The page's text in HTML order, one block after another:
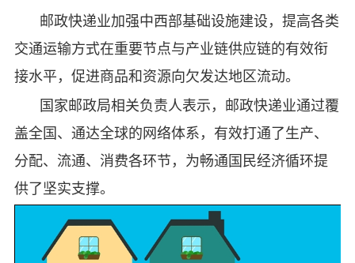
邮政快递业加强中西部基础设施建设，提高各类
交通运输方式在重要节点与产业链供应链的有效衔
接水平，促进商品和资源向欠发达地区流动。
国家邮政局相关负责人表示，邮政快递业通过覆
盖全国、通达全球的网络体系，有效打通了生产、
分配、流通、消费各环节，为畅通国民经济循环提
供了坚实支撑。